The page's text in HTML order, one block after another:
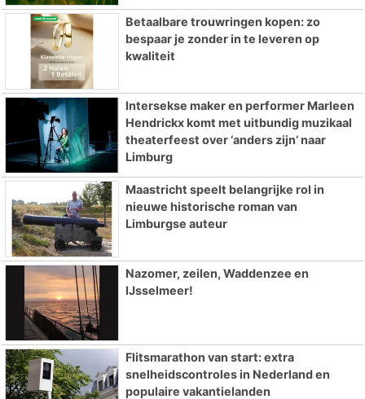
Betaalbare trouwringen kopen: zo
bespaar je zonder in te leveren op
kwaliteit
Intersekse maker en performer Marleen
Hendrickx komt met uitbundig muzikaal
theaterfeest over ‘anders zijn’ naar
Limburg
Maastricht speelt belangrijke rol in
nieuwe historische roman van
Limburgse auteur
Nazomer, zeilen, Waddenzee en
IJsselmeer!
Flitsmarathon van start: extra
snelheidscontroles in Nederland en
populaire vakantielanden